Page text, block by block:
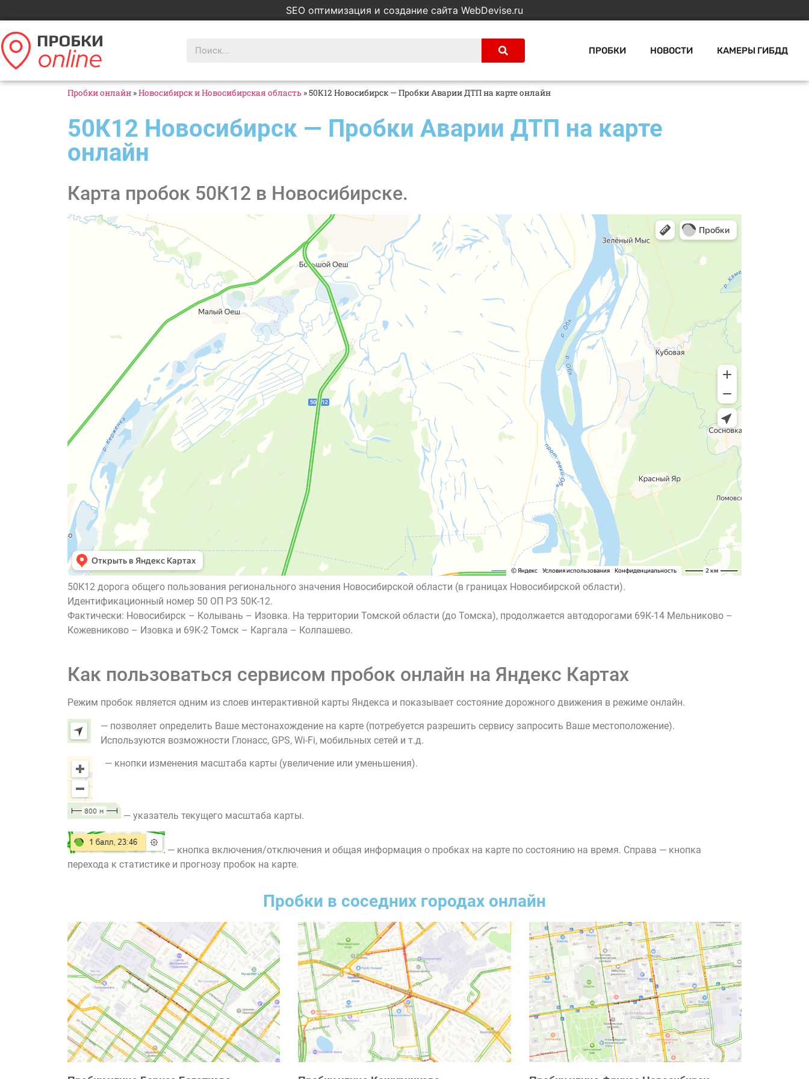
SEO оптимизация и создание сайта WebDevise.ru
ПРОБКИ НОВОСТИ КАМЕРЫ ГИБДД
Пробки онлайн »Новосибирск и Новосибирская область »50К12 Новосибирск — Пробки Аварии ДТП на карте онлайн
50К12 Новосибирск — Пробки Аварии ДТП на карте
онлайн
Карта пробок 50К12 в Новосибирске.
50К12 дорога общего пользования регионального значения Новосибирской области (в границах Новосибирской области).
Идентификационный номер 50 ОП РЗ 50К-12.
Фактически: Новосибирск – Колывань – Изовка. На территории Томской области (до Томска), продолжается автодорогами 69К-14 Мельниково –
Кожевниково – Изовка и 69К-2 Томск – Каргала – Колпашево.
Как пользоваться сервисом пробок онлайн на Яндекс Картах
Режим пробок является одним из слоев интерактивной карты Яндекса и показывает состояние дорожного движения в режиме онлайн.
— позволяет определить Ваше местонахождение на карте (потребуется разрешить сервису запросить Ваше местоположение).
Используются возможности Глонасс, GPS, Wi-Fi, мобильных сетей и т.д.
— кнопки изменения масштаба карты (увеличение или уменьшения).
— указатель текущего масштаба карты.
— кнопка включения/отключения и общая информация о пробках на карте по состоянию на время. Справа — кнопка
перехода к статистике и прогнозу пробок на карте.
Пробки в соседних городах онлайн